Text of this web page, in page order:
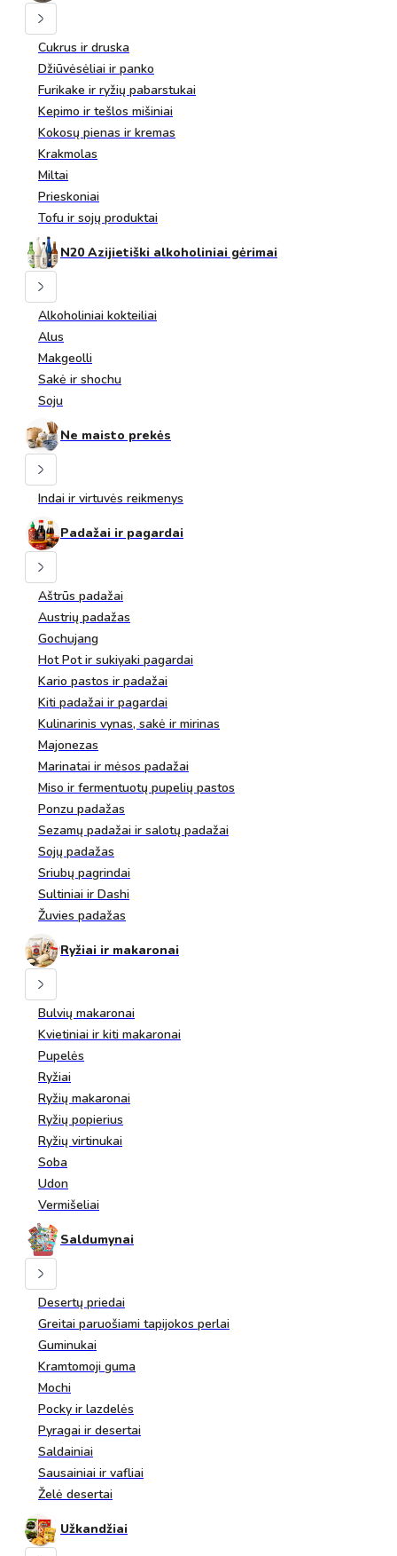
Cukrus ir druska
Džiūvėsėliai ir panko
Furikake ir ryžių pabarstukai
Kepimo ir tešlos mišiniai
Kokosų pienas ir kremas
Krakmolas
Miltai
Prieskoniai
Tofu ir sojų produktai
N20 Azijietiški alkoholiniai gėrimai
Alkoholiniai kokteiliai
Alus
Makgeolli
Sakė ir shochu
Soju
Ne maisto prekės
Indai ir virtuvės reikmenys
Padažai ir pagardai
Aštrūs padažai
Austrių padažas
Gochujang
Hot Pot ir sukiyaki pagardai
Kario pastos ir padažai
Kiti padažai ir pagardai
Kulinarinis vynas, sakė ir mirinas
Majonezas
Marinatai ir mėsos padažai
Miso ir fermentuotų pupelių pastos
Ponzu padažas
Sezamų padažai ir salotų padažai
Sojų padažas
Sriubų pagrindai
Sultiniai ir Dashi
Žuvies padažas
Ryžiai ir makaronai
Bulvių makaronai
Kvietiniai ir kiti makaronai
Pupelės
Ryžiai
Ryžių makaronai
Ryžių popierius
Ryžių virtinukai
Soba
Udon
Vermišeliai
Saldumynai
Desertų priedai
Greitai paruošiami tapijokos perlai
Guminukai
Kramtomoji guma
Mochi
Pocky ir lazdelės
Pyragai ir desertai
Saldainiai
Sausainiai ir vafliai
Želė desertai
Užkandžiai